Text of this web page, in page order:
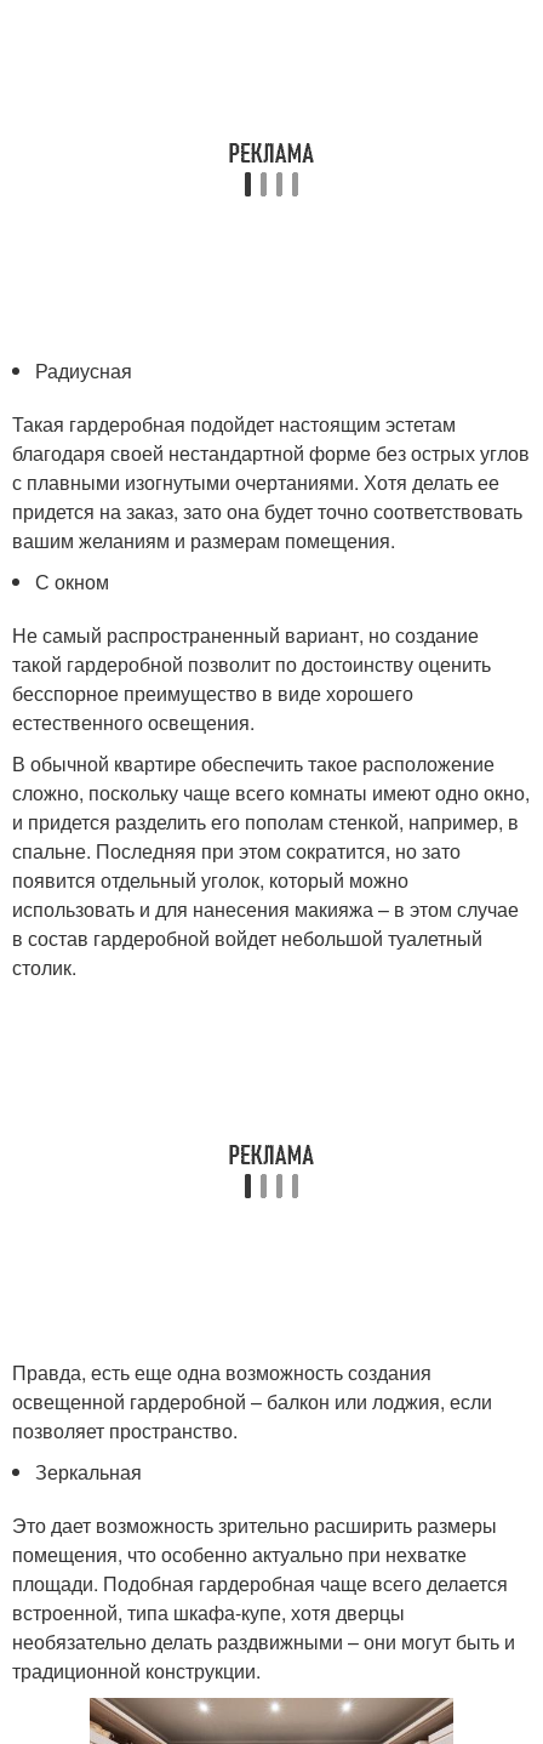
Радиусная
Такая гардеробная подойдет настоящим эстетам
благодаря своей нестандартной форме без острых углов
с плавными изогнутыми очертаниями. Хотя делать ее
придется на заказ, зато она будет точно соответствовать
вашим желаниям и размерам помещения.
С окном
Не самый распространенный вариант, но создание
такой гардеробной позволит по достоинству оценить
бесспорное преимущество в виде хорошего
естественного освещения.
В обычной квартире обеспечить такое расположение
сложно, поскольку чаще всего комнаты имеют одно окно,
и придется разделить его пополам стенкой, например, в
спальне. Последняя при этом сократится, но зато
появится отдельный уголок, который можно
использовать и для нанесения макияжа – в этом случае
в состав гардеробной войдет небольшой туалетный
столик.
Правда, есть еще одна возможность создания
освещенной гардеробной – балкон или лоджия, если
позволяет пространство.
Зеркальная
Это дает возможность зрительно расширить размеры
помещения, что особенно актуально при нехватке
площади. Подобная гардеробная чаще всего делается
встроенной, типа шкафа-купе, хотя дверцы
необязательно делать раздвижными – они могут быть и
традиционной конструкции.